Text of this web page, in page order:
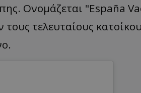
Ονομάζεται "España
τελευταίους